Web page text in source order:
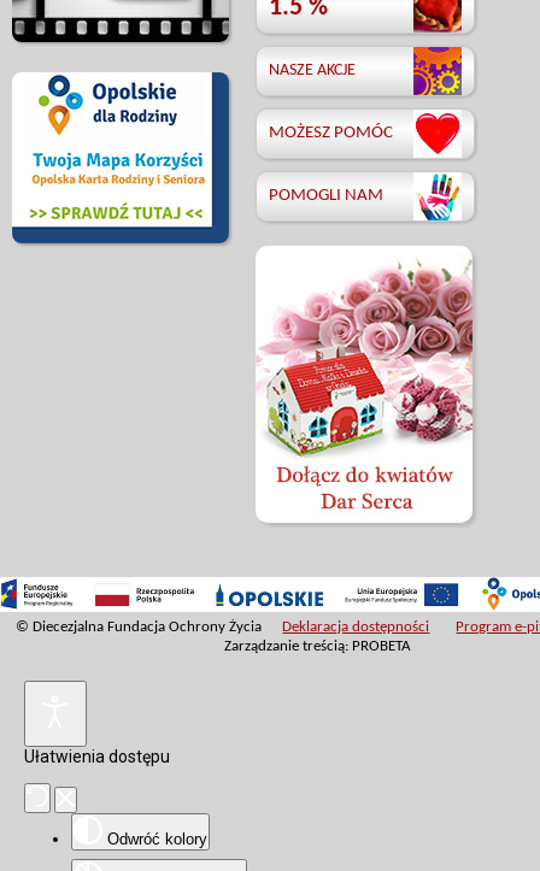
1.5 %
NASZE AKCJE
MOŻESZ POMÓC
POMOGLI NAM
© Diecezjalna Fundacja Ochrony Życia Deklaracja dostępności
Program e-
Zarządzanie treścią: PROBETA
Ułatwienia dostępu
Odwróć kolory